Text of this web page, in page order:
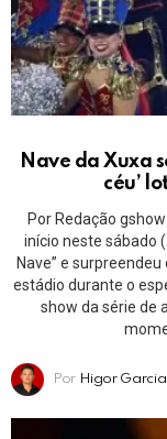
Nave da Xuxa
céu’
Por Redação
início neste sábado
Nave” e
estádio durante o
show da série de
Por Higor Garcia